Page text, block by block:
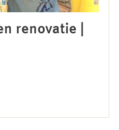
renovatie |